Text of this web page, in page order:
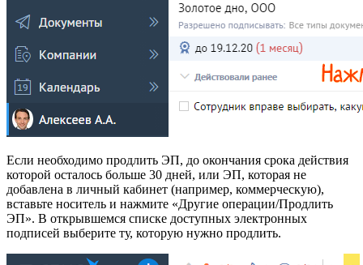
Если необходимо продлить ЭП, до окончания срока действия
которой осталось больше 30 дней, или ЭП, которая не
добавлена в личный кабинет (например, коммерческую),
вставьте носитель и нажмите «Другие операции/Продлить
ЭП». В открывшемся списке доступных электронных
подписей выберите ту, которую нужно продлить.